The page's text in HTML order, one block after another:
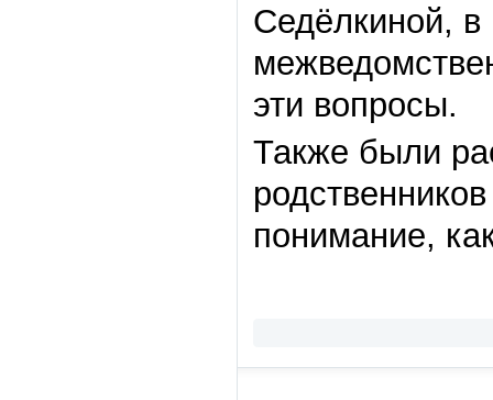
Седёлкиной,
эти вопросы.
Также были
понимание,